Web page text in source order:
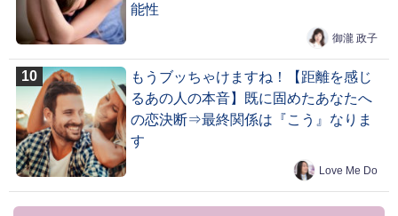
能性
御瀧 政子
もうブッちゃけますね！【距離を感じ
るあの人の本音】既に固めたあなたへ
の恋決断⇒最終関係は『こう』なりま
す
Love Me Do